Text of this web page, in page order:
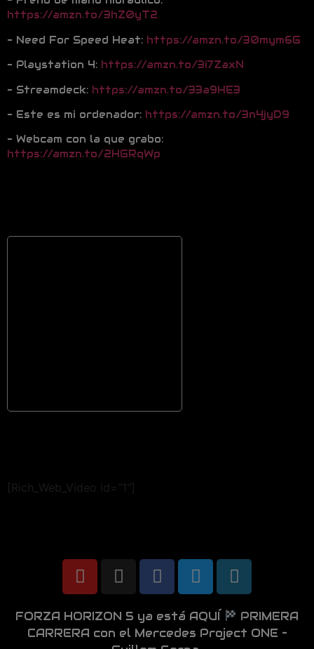
https://amzn.to/3hZ0yT2
– Need For Speed Heat: https://amzn.to/30mym6G
– Playstation 4: https://amzn.to/3i7ZaxN
– Streamdeck: https://amzn.to/33a9HE3
– Este es mi ordenador: https://amzn.to/3n4jyD9
– Webcam con la que grabo:
https://amzn.to/2HGRqWp
[Rich_Web_Video id="1"]
FORZA HORIZON 5 ya está AQUÍ
PRIMERA
CARRERA con el Mercedes Project ONE –